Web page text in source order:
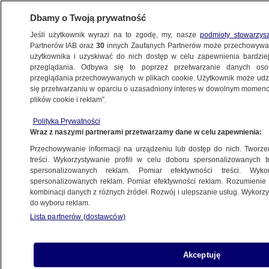
POLSKA
którzy obudzili się 15 października
4.06.2024, 20:47
Udostępnij
Dbamy o Twoją prywatność
Jeśli użytkownik wyrazi na to zgodę, my, naszepodmioty
Partnerów IAB oraz30 innych Zaufanych Partnerów może
użytkownika i uzyskiwać do nich dostęp w celu zapewnienia
przeglądania. Odbywa się to poprzez przetwarzanie danych
przeglądania przechowywanych w plikach cookie. Użytkownik może
się przetwarzaniu w oparciu o uzasadniony interes w dowolnym
plików cookie i reklam”.
Polityka Prywatności
Wraz z naszymi partnerami przetwarzamy dane w celu zapewnienia:
Przechowywanie informacji na urządzeniu lub dostęp do nich.
treści. Wykorzystywanie profili w celu doboru spersonalizowanych
spersonalizowanych reklam. Pomiar efektywności treści.
spersonalizowanych reklam. Pomiar efektywności reklam.
kombinacji danych z różnych źródeł. Rozwój i ulepszanie usług.
do wyboru reklam.
Lista partnerów (dostawców)
Akceptuję